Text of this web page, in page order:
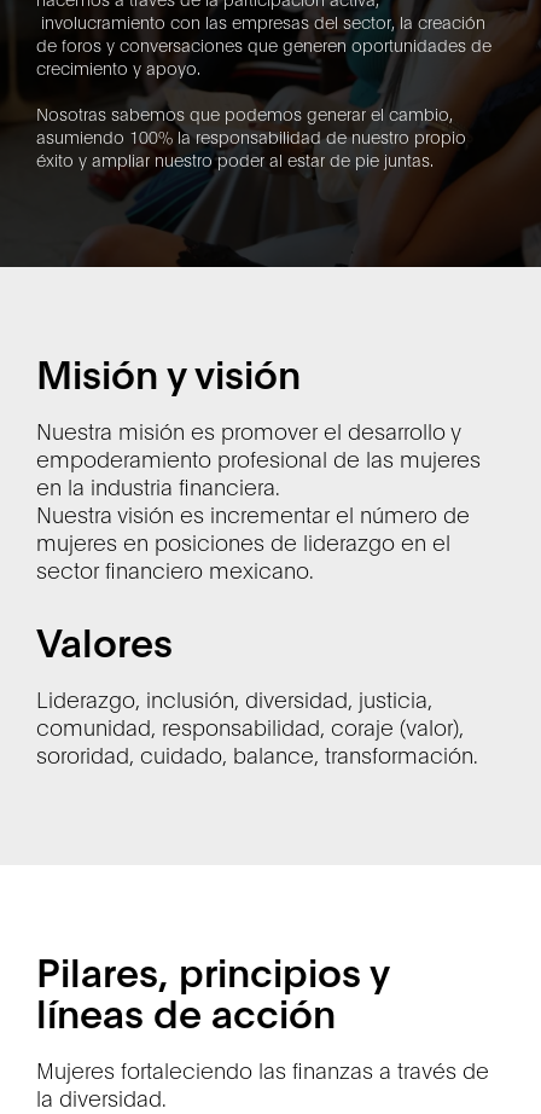
involucramiento con las empresas del sector, la creación
de foros y conversaciones que generen oportunidades de
crecimiento y apoyo.
Nosotras sabemos que podemos generar el cambio,
asumiendo 100% la responsabilidad de nuestro propio
éxito y ampliar nuestro poder al estar de pie juntas.
Misión y visión
Nuestra misión es promover el desarrollo y
empoderamiento profesional de las mujeres
en la industria financiera.
Nuestra visión es incrementar el número de
mujeres en posiciones de liderazgo en el
sector financiero mexicano.
Valores
Liderazgo, inclusión, diversidad, justicia,
comunidad, responsabilidad, coraje (valor),
sororidad, cuidado, balance, transformación.
Pilares, principios y
líneas de acción
Mujeres fortaleciendo las finanzas a través de
la diversidad.